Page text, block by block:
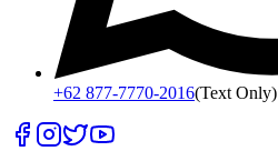
+62 877-7770-2016(Text Only)